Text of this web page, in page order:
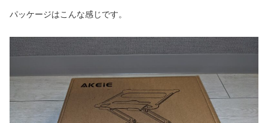
パッケージはこんな感じです。